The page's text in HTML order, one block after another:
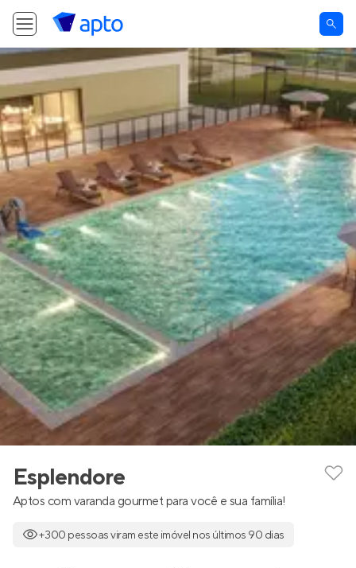
Esplendore
Aptos com varanda gourmet para você e sua família!
+300 pessoas viram este imóvel nos últimos 90 dias